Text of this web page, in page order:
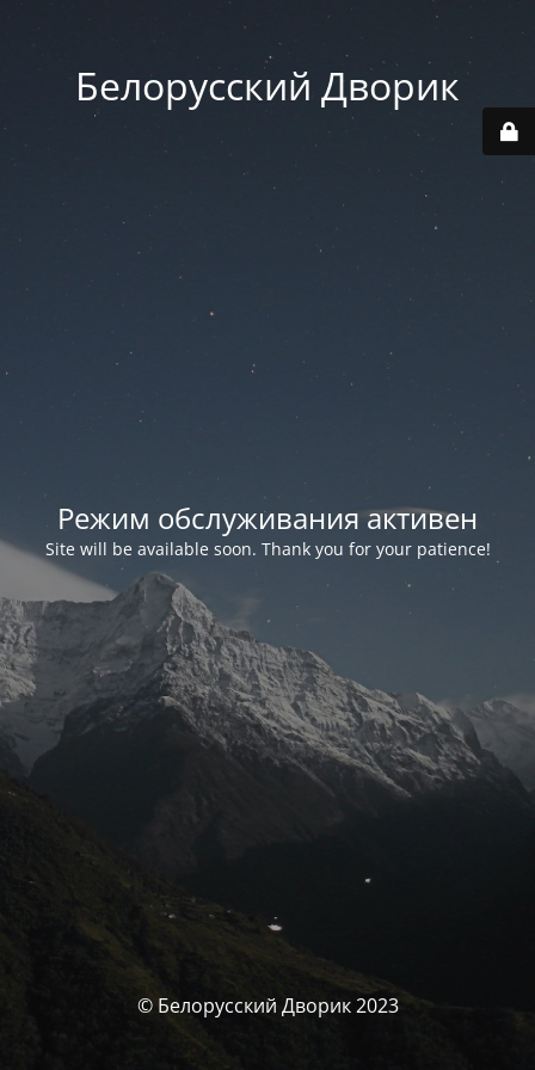
Белорусский Дворик
Режим обслуживания активен
Site will be available soon. Thank you for your patience!
© Белорусский Дворик 2023